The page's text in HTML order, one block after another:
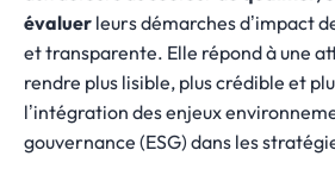
évaluer leurs démarches d’impact
et transparente. Elle répond à une
rendre plus lisible, plus crédible et
l’intégration des enjeux
gouvernance (ESG) dans les